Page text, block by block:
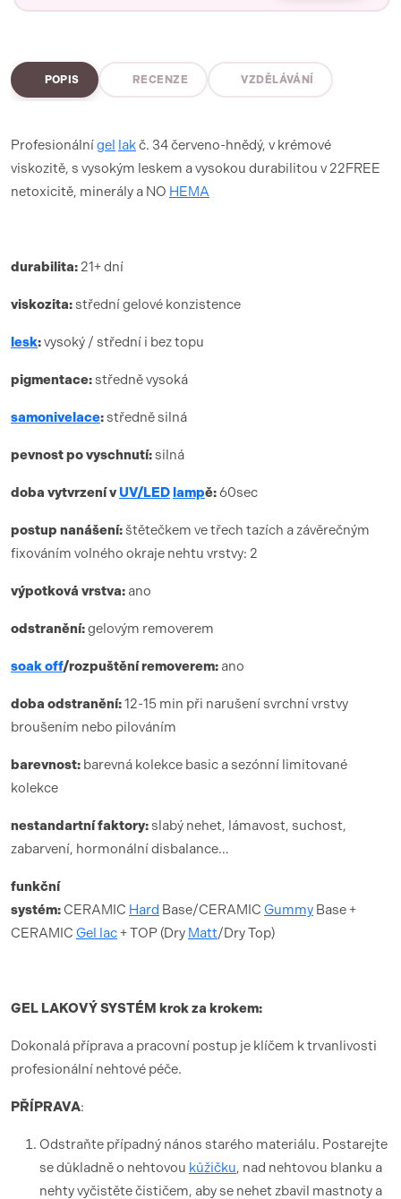
POPIS RECENZE VZDĚLÁVÁNÍ
Profesionálnígel lakč. 34 červeno-hnědý, v krémové
viskozitě, s vysokým leskem a vysokou durabilitou v 22FREE
netoxicitě, minerály a NO HEMA
durabilita: 21+ dní
viskozita:střední gelové konzistence
lesk:vysoký / střední i bez topu
pigmentace:středně vysoká
samonivelace:středně silná
pevnost po vyschnutí:silná
doba vytvrzenív UV/LED lampě:60sec
postup nanášení:štětečkem ve třech tazích a závěrečným
fixováním volného okraje nehtu vrstvy: 2
výpotková vrstva: ano
odstranění:gelovým removerem
soak off/rozpuštění removerem: ano
doba odstranění:12-15 min při narušení svrchní vrstvy
broušením nebo pilováním
barevnost: barevná kolekce basic a sezónní limitované
kolekce
nestandartní faktory:slabý nehet, lámavost, suchost,
zabarvení, hormonální disbalance…
funkční
systém:CERAMIC Hard Base/CERAMIC Gummy Base +
CERAMIC Gel lac+ TOP (Dry Matt/Dry Top)
GEL LAKOVÝ SYSTÉ M krok za krokem:
Dokonalá příprava a pracovní postup je klíčem k trvanlivosti
profesionální nehtové péče.
PŘÍ PRAVA:
Odstraňte případný nános starého materiálu. Postarejte
se důkladně o nehtovou kůžičku, nad nehtovou blanku a
nehty vyčistěte čističem, aby se nehet zbavil mastnoty a